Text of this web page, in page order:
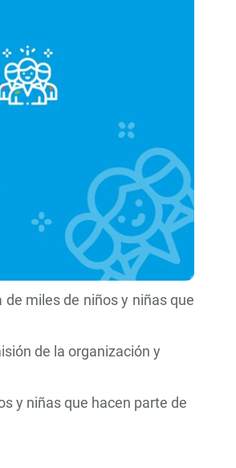
miles de niños y niñas que
de la organización y
y niñas que hacen parte de